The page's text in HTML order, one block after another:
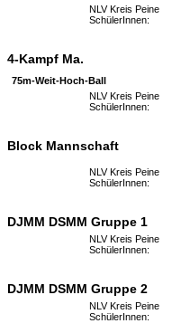
NLV Kreis Peine
SchülerInnen:
4-Kampf Ma.
75m-Weit-Hoch-Ball
NLV Kreis Peine
SchülerInnen:
Block Mannschaft
NLV Kreis Peine
SchülerInnen:
DJMM DSMM Gruppe 1
NLV Kreis Peine
SchülerInnen:
DJMM DSMM Gruppe 2
NLV Kreis Peine
SchülerInnen: